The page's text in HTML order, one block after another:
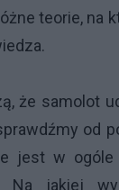
teorie, na
że samolot
od
jest w ogóle
Na jakiej